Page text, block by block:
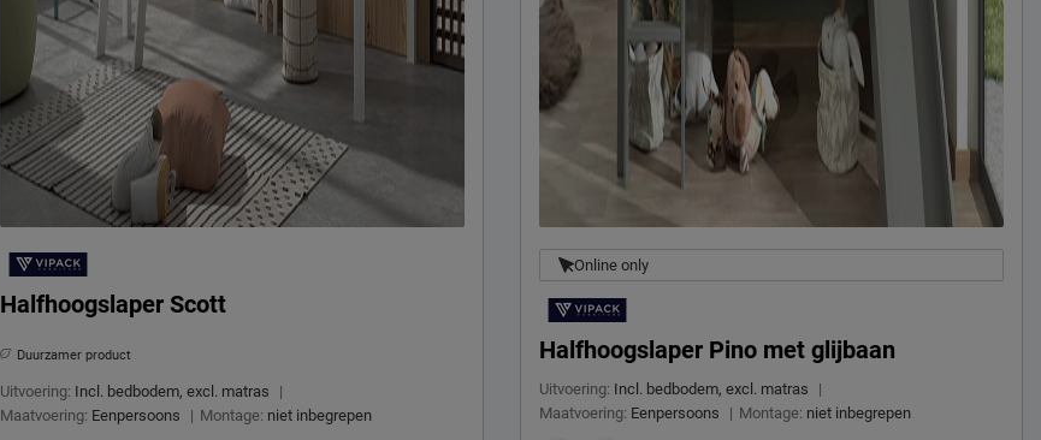
Halfhoogslaper Scott
Duurzamer product
Uitvoering: Incl. bedbodem, excl. matras
|
Maatvoering: Eenpersoons | Montage: niet inbegrepen
Online only
Halfhoogslaper Pino met glijbaan
Uitvoering: Incl. bedbodem, excl. matras
|
Maatvoering: Eenpersoons | Montage: niet inbegrepen